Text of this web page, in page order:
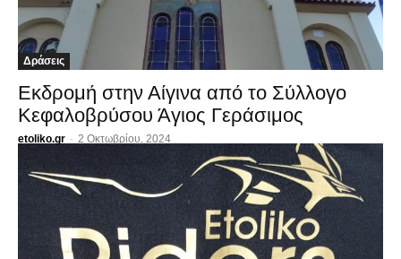
Δράσεις
Εκδρομή στην Αίγινα από το Σύλλογο
Κεφαλοβρύσου Άγιος Γεράσιμος
etoliko.gr - 2 Οκτωβρίου, 2024